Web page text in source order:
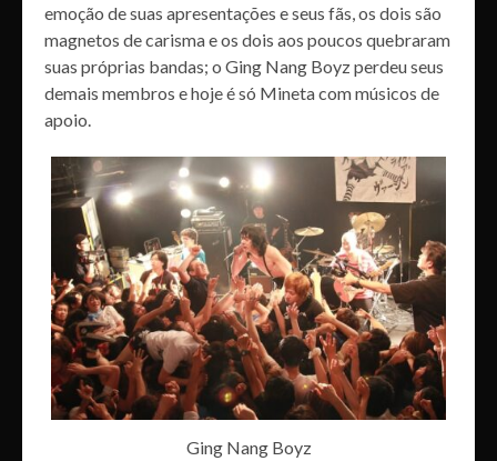
emoção de suas apresentações e seus fãs, os dois são
magnetos de carisma e os dois aos poucos quebraram
suas próprias bandas; o Ging Nang Boyz perdeu seus
demais membros e hoje é só Mineta com músicos de
apoio.
Ging Nang Boyz